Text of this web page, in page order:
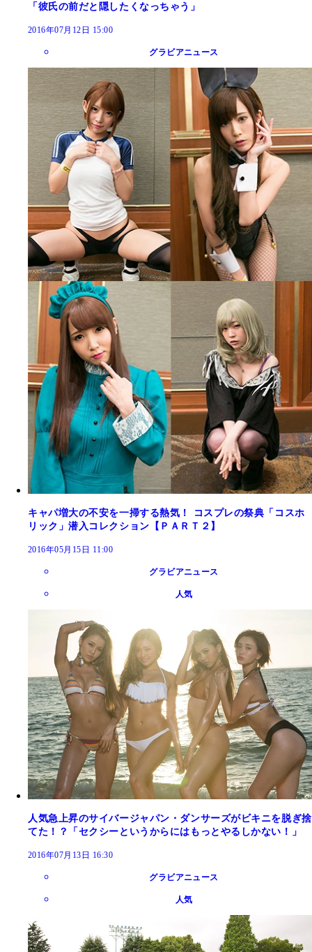
「彼氏の前だと隠したくなっちゃう」
2016年07月12日 15:00
グラビアニュース
キャパ増大の不安を一掃する熱気！ コスプレの祭典「コスホ
リック」潜入コレクション【ＰＡＲＴ２】
2016年05月15日 11:00
グラビアニュース
人気
人気急上昇のサイバージャパン・ダンサーズがビキニを脱ぎ捨
てた！？「セクシーというからにはもっとやるしかない！」
2016年07月13日 16:30
グラビアニュース
人気